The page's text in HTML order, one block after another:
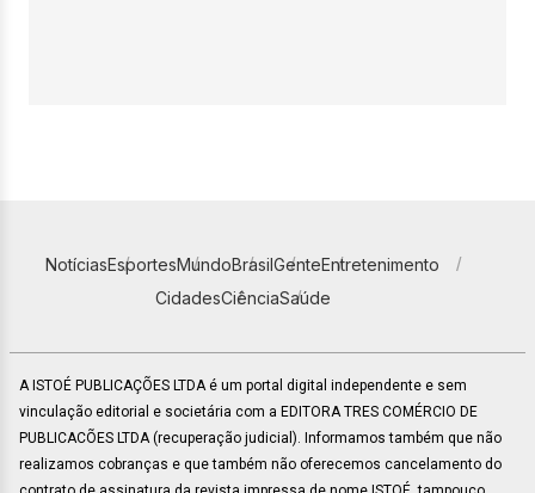
NotíciasEsportesMundoBrasilGenteEntretenimento
CidadesCiênciaSaúde
A ISTOÉ PUBLICAÇÕES LTDA é um portal digital independente e sem
vinculação editorial e societária com a EDITORA TRES COMÉRCIO DE
PUBLICACÕES LTDA (recuperação judicial). Informamos também que não
realizamos cobranças e que também não oferecemos cancelamento do